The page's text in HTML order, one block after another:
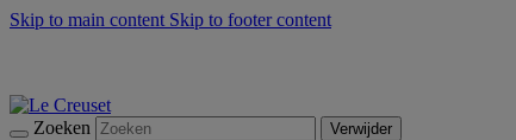
Skip to main content Skip to footer content
Zoeken Verwijder